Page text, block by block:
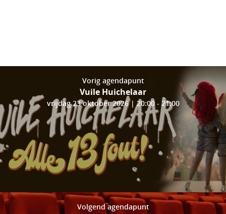
Vorig agendapunt
Vuile Huichelaar
vrijdag 23 oktober 2026 | 20:00 - 21:00
Volgend agendapunt